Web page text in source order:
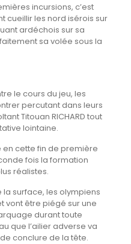
incursions, c’est
cueillir les nord isérois sur
ardéchois sur sa
sa volée sous la
le cours du jeu, les
percutant dans leurs
Titouan RICHARD tout
lointaine.
cette fin de première
fois la formation
réalistes.
la surface, les olympiens
vont être piégé sur une
durant toute
que l’ailier adverse va
conclure de la tête.